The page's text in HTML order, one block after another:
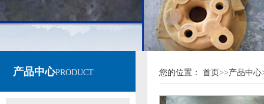
产品中心PRODUCT 您的位置： 首页>>产品中心